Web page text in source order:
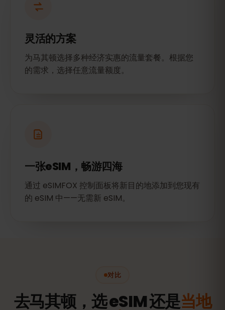
灵活的方案
为马其顿选择多种经济实惠的流量套餐。根据您
的需求，选择任意流量额度。
一张eSIM，畅游四海
通过 eSIMFOX 控制面板将新目的地添加到您现有
的 eSIM 中——无需新 eSIM。
对比
去马其顿，选 eSIM 还是当地